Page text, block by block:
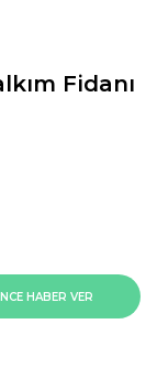
Fidanı
HABER VER